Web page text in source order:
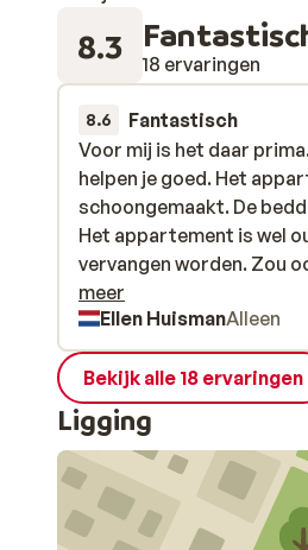
8.3 18 ervaringen
8.6 Fantastisch
Voor mij is het daar
helpen je goed. Het
schoongemaakt. De
Het appartement is wel
vervangen worden. Zou
weer 's avonds
prima maar kan maar tot
dicht bij het strand met
jaar hoop ik voor de 4e
Voor mij is het daar
helpen je goed. Het
schoongemaakt. De
Het appartement is wel
vervangen worden. Zou
meer
Ellen HuismanAlleen
Bekijk alle 18 ervaringen
Ligging